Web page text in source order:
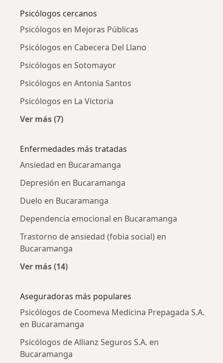
Psicólogos cercanos
Psicólogos en Mejoras Públicas
Psicólogos en Cabecera Del Llano
Psicólogos en Sotomayor
Psicólogos en Antonia Santos
Psicólogos en La Victoria
Ver más (7)
Enfermedades más tratadas
Ansiedad en Bucaramanga
Depresión en Bucaramanga
Duelo en Bucaramanga
Dependencia emocional en Bucaramanga
Trastorno de ansiedad (fobia social) en
Bucaramanga
Ver más (14)
Aseguradoras más populares
Psicólogos de Coomeva Medicina Prepagada S.A.
en Bucaramanga
Psicólogos de Allianz Seguros S.A. en
Bucaramanga